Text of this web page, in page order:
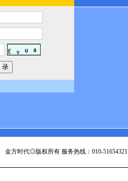
金方时代◎版权所有 服务热线：010-51654321